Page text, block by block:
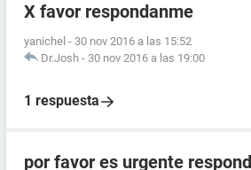
X favor respondanme
yanichel - 30 nov 2016 a las 15:52
Dr.Josh - 30 nov 2016 a las 19:00
1 respuesta
por favor es urgente